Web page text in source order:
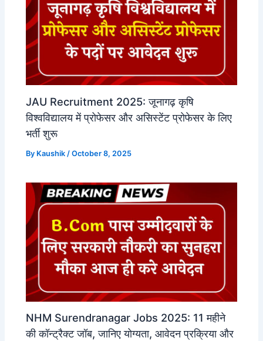
JAU Recruitment 2025: जूनागढ़ कृषि
विश्वविद्यालय में प्रोफेसर और असिस्टेंट प्रोफेसर के लिए
भर्ती शुरू
By Kaushik /October 8, 2025
NHM Surendranagar Jobs 2025: 11 महीने
की कॉन्ट्रैक्ट जॉब, जानिए योग्यता, आवेदन प्रक्रिया और